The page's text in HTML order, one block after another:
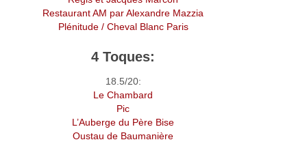
Restaurant AM par Alexandre Mazzia
Plénitude / Cheval Blanc Paris
4 Toques:
18.5/20:
Le Chambard
Pic
L’Auberge du Père Bise
Oustau de Baumanière